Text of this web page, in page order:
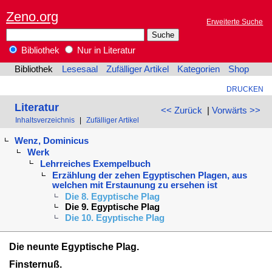
Zeno.org Erweiterte Suche
Bibliothek
Nur in Literatur
Bibliothek
Lesesaal Zufälliger Artikel Kategorien Shop
DRUCKEN
<< Zurück | Vorwärts >>
Literatur
Inhaltsverzeichnis Zufälliger Artikel
Wenz, Dominicus
Werk
Lehrreiches Exempelbuch
Erzählung der zehen Egyptischen Plagen, aus
welchen mit Erstaunung zu ersehen ist
Die 8. Egyptische Plag
Die 9. Egyptische Plag
Die 10. Egyptische Plag
Die neunte Egyptische Plag.
Finsternuß.